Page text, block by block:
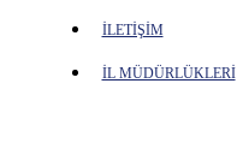
İLETİŞİM
İL MÜDÜRLÜKLERİ